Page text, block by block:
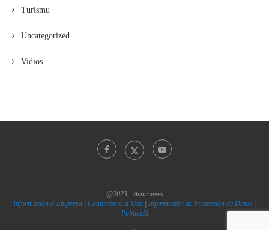
Turismu
Uncategorized
Vidios
@2023 - Asturnews
Información d’Empresa | Condiciones d’Usu | Información de Protección de Datos |
Publicidá